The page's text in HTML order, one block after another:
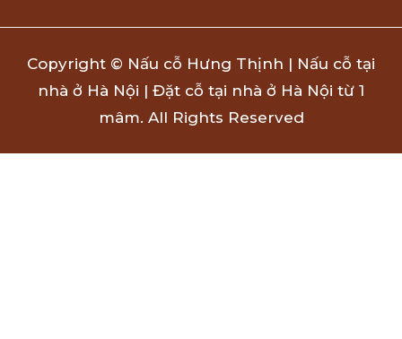
Copyright © Nấu cỗ Hưng Thịnh | Nấu cỗ tại
nhà ở Hà Nội | Đặt cỗ tại nhà ở Hà Nội từ 1
mâm. All Rights Reserved